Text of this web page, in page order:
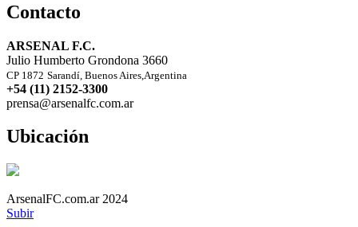
Contacto
ARSENAL F.C.
Julio Humberto Grondona 3660
CP 1872 Sarandí, Buenos Aires,Argentina
+54 (11) 2152-3300
prensa@arsenalfc.com.ar
Ubicación
ArsenalFC.com.ar 2024
Subir